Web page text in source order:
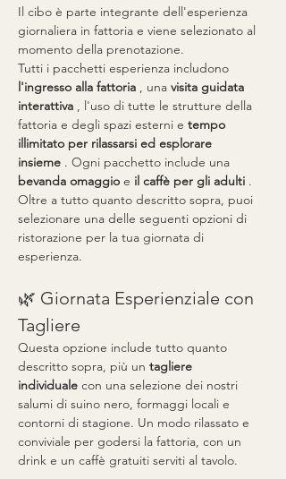
Il cibo è parte integrante dell'esperienza
giornaliera in fattoria e viene selezionato al
momento della prenotazione.
Tutti i pacchetti esperienza includono
l'ingresso alla fattoria , una visita guidata
interattiva , l'uso di tutte le strutture della
fattoria e degli spazi esterni e tempo
illimitato per rilassarsi ed esplorare
insieme . Ogni pacchetto include una
bevanda omaggio e il caffè per gli adulti .
Oltre a tutto quanto descritto sopra, puoi
selezionare una delle seguenti opzioni di
ristorazione per la tua giornata di
esperienza.
🌿 Giornata Esperienziale con
Tagliere
Questa opzione include tutto quanto
descritto sopra, più un tagliere
individuale con una selezione dei nostri
salumi di suino nero, formaggi locali e
contorni di stagione. Un modo rilassato e
conviviale per godersi la fattoria, con un
drink e un caffè gratuiti serviti al tavolo.